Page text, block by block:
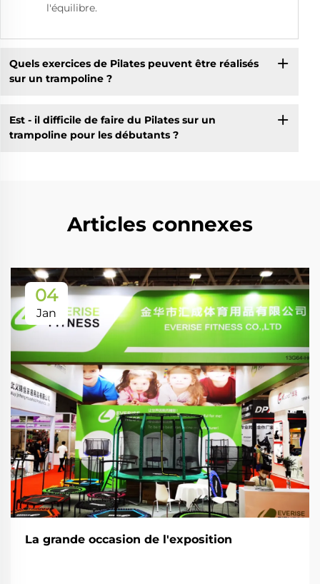
l'équilibre.
Quels exercices de Pilates peuvent être réalisés
sur un trampoline ?
Est - il difficile de faire du Pilates sur un
trampoline pour les débutants ?
Articles connexes
04
Jan
La grande occasion de l'exposition